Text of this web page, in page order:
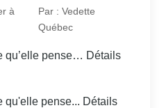
à
Par : Vedette
Québec
qu’elle pense… Détails
qu'elle pense... Détails